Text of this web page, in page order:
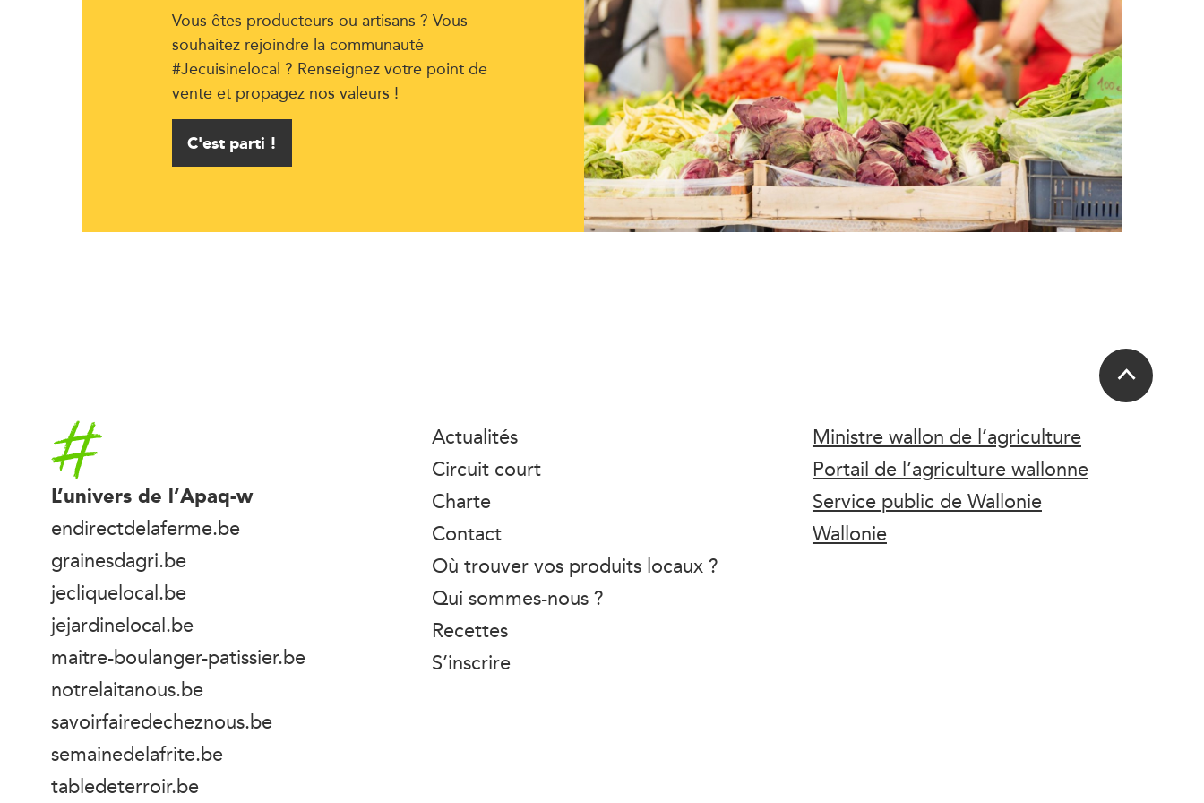
Vous êtes producteurs ou artisans ? Vous
souhaitez rejoindre la communauté
#Jecuisinelocal ? Renseignez votre point de
vente et propagez nos valeurs !
C'est parti !
Accueil
L’univers de l’Apaq-w
endirectdelaferme.be
grainesdagri.be
jecliquelocal.be
jejardinelocal.be
maitre-boulanger-patissier.be
notrelaitanous.be
savoirfairedecheznous.be
semainedelafrite.be
tabledeterroir.be
Actualités
Circuit court
Charte
Contact
Où trouver vos produits locaux ?
Qui sommes-nous ?
Recettes
S’inscrire
Ministre wallon de l’agriculture
Portail de l’agriculture wallonne
Service public de Wallonie
Wallonie